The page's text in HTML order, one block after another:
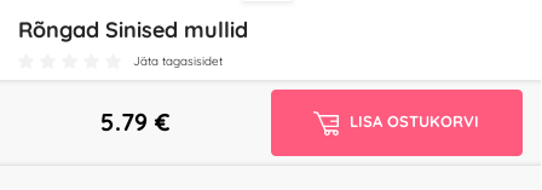
Rõngad Sinised mullid
Jäta tagasisidet
5.79€ LISA OSTUKORVI